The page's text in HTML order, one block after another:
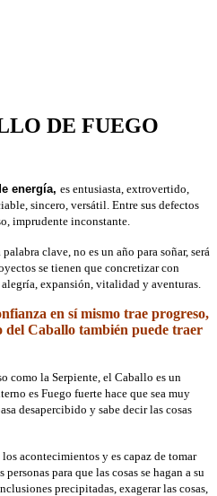
DE FUEGO
energía, es entusiasta, extrovertido,
sincero, versátil. Entre sus defectos
imprudente inconstante.
palabra clave, no es un año para soñar, será
se tienen que concretizar con
expansión, vitalidad y aventuras.
en sí mismo trae progreso,
del Caballo también puede traer
como la Serpiente, el Caballo es un
es Fuego fuerte hace que sea muy
desapercibido y sabe decir las cosas
acontecimientos y es capaz de tomar
para que las cosas se hagan a su
precipitadas, exagerar las cosas,